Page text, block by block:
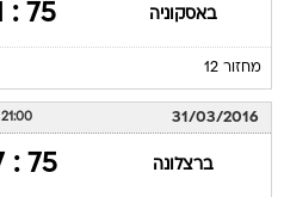
באסקוניה 75 : 71
מחזור 12
31/03/2016
21:00
ברצלונה 75 : 57